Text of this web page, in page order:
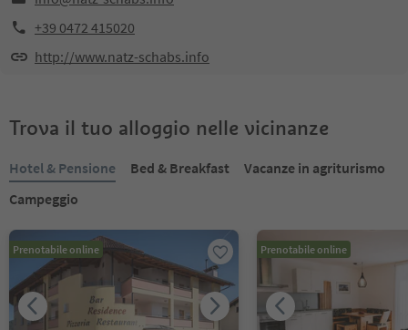
+39 0472 415020
http://www.natz-schabs.info
Trova il tuo alloggio nelle vicinanze
Hotel & Pensione Bed & Breakfast
Vacanze in agriturismo
Campeggio
Prenotabile online Prenotabile online